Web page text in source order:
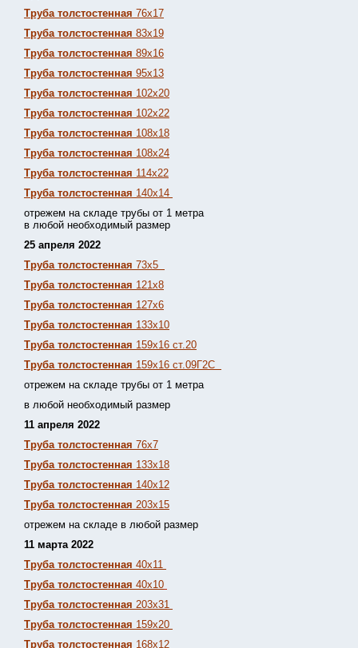
Труба толстостенная 76х17
Труба толстостенная 83х19
Труба толстостенная 89х16
Труба толстостенная 95х13
Труба толстостенная 102х20
Труба толстостенная 102х22
Труба толстостенная 108х18
Труба толстостенная 108х24
Труба толстостенная 114х22
Труба толстостенная 140х14
отрежем на складе трубы от 1 метра
в любой необходимый размер
25 апреля 2022
Труба толстостенная 73х5
Труба толстостенная 121х8
Труба толстостенная 127х6
Труба толстостенная 133х10
Труба толстостенная 159х16 ст.20
Труба толстостенная 159х16 ст.09Г2С
отрежем на складе трубы от 1 метра
в любой необходимый размер
11 апреля 2022
Труба толстостенная 76х7
Труба толстостенная 133х18
Труба толстостенная 140х12
Труба толстостенная 203х15
отрежем на складе в любой размер
11 марта 2022
Труба толстостенная 40х11
Труба толстостенная 40х10
Труба толстостенная 203х31
Труба толстостенная 159х20
Труба толстостенная 168х12